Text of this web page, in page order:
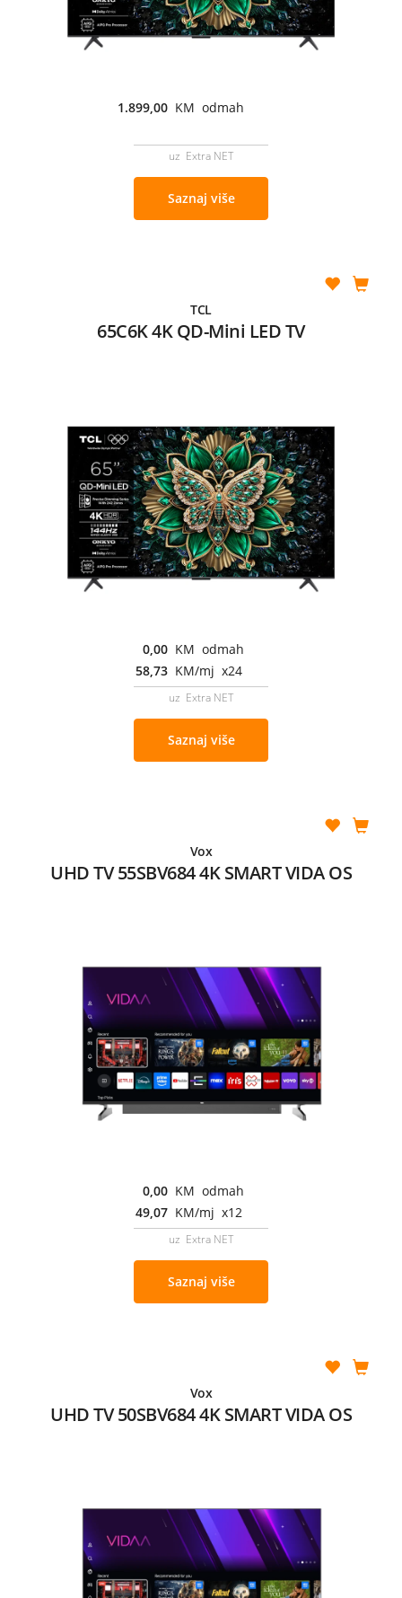
1.899,00 KM odmah
uz Extra NET
Saznaj više
TCL
65C6K 4K QD-Mini LED TV
0,00 KM odmah
58,73 KM/mj x24
uz Extra NET
Saznaj više
Vox
UHD TV 55SBV684 4K SMART VIDA OS
0,00 KM odmah
49,07 KM/mj x12
uz Extra NET
Saznaj više
Vox
UHD TV 50SBV684 4K SMART VIDA OS